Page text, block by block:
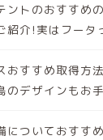
ントのおすすめ
紹介!実はフー
おすすめ取得方
デザインもお
についておすす